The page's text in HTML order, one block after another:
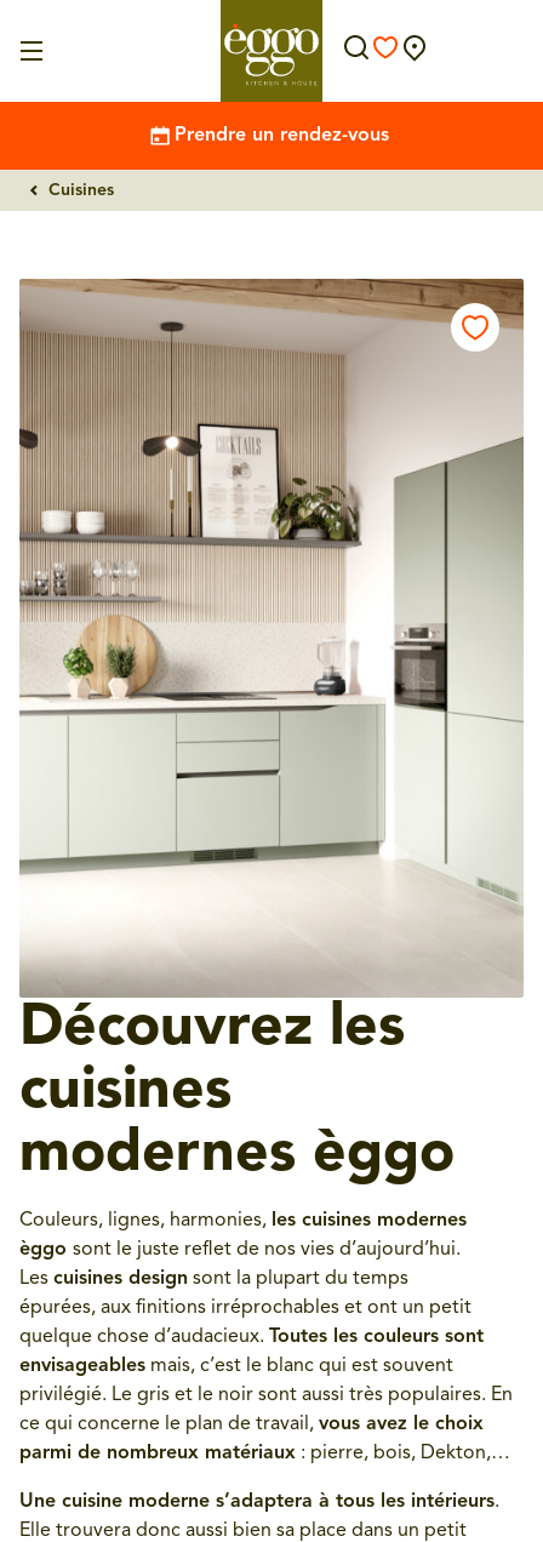
Prendre un rendez-vous
Cuisines
Découvrez les
cuisines
modernes èggo
Couleurs, lignes, harmonies, les cuisines modernes
èggo sont le juste reflet de nos vies d’aujourd’hui.
Les cuisines design sont la plupart du temps
épurées, aux finitions irréprochables et ont un petit
quelque chose d’audacieux.
Toutes les couleurs sont
envisageables mais, c’est le blanc qui est souvent
privilégié. Le gris et le noir sont aussi très populaires. En
ce qui concerne le plan de travail, vous avez le choix
parmi de nombreux matériaux : pierre, bois, Dekton,…
Une cuisine moderne s’adaptera à tous les intérieurs.
Elle trouvera donc aussi bien sa place dans un petit